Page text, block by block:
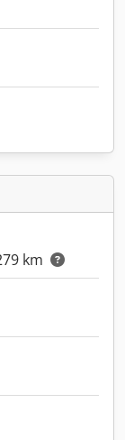
km